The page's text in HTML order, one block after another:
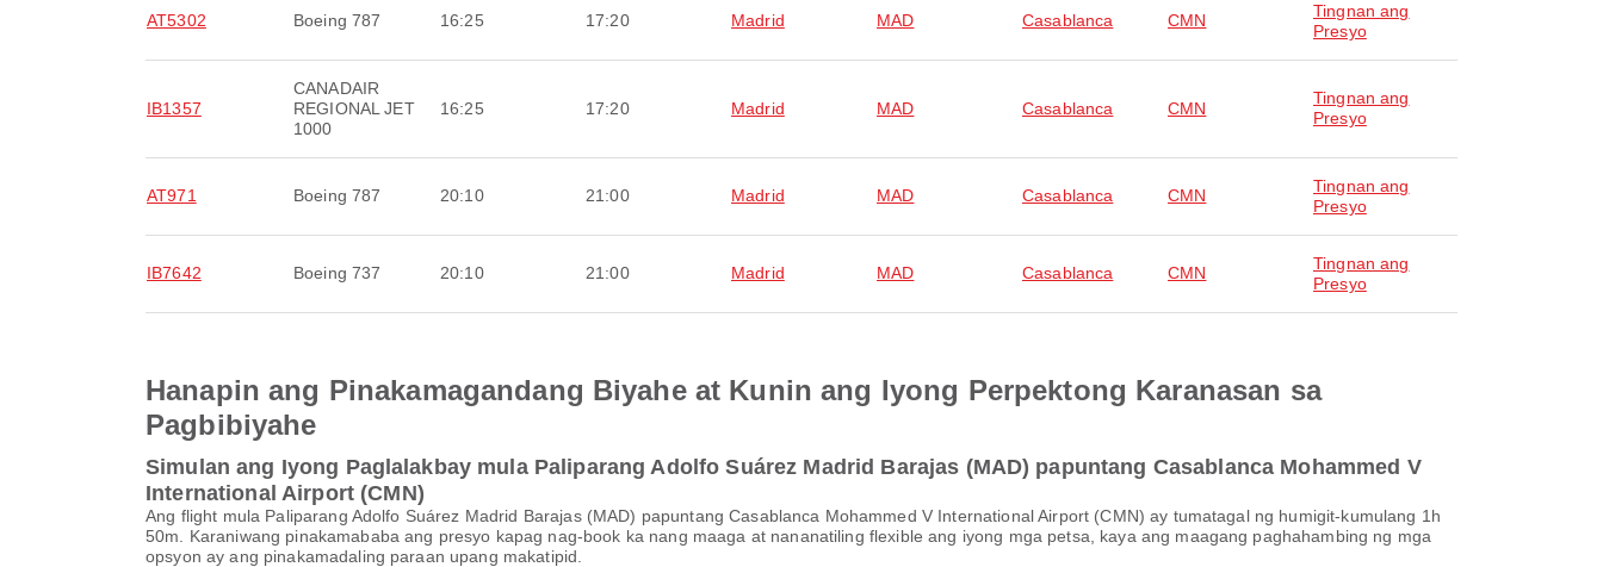
AT5302 Boeing 787 16:25 17:20 Madrid MAD Casablanca CMN
Tingnan ang
Presyo
IB1357
CANADAIR
REGIONAL JET
1000
16:25 17:20 Madrid MAD Casablanca CMN
Tingnan ang
Presyo
AT971 Boeing 787 20:10 21:00 Madrid MAD Casablanca CMN
Tingnan ang
Presyo
IB7642 Boeing 737 20:10 21:00 Madrid MAD Casablanca CMN
Tingnan ang
Presyo
Hanapin ang Pinakamagandang Biyahe at Kunin ang Iyong Perpektong Karanasan sa
Pagbibiyahe
Simulan ang Iyong Paglalakbay mula Paliparang Adolfo Suárez Madrid Barajas (MAD) papuntang Casablanca Mohammed V
International Airport (CMN)
Ang flight mula Paliparang Adolfo Suárez Madrid Barajas (MAD) papuntang Casablanca Mohammed V International Airport (CMN) ay tumatagal ng humigit-kumulang 1h
50m. Karaniwang pinakamababa ang presyo kapag nag-book ka nang maaga at nananatiling flexible ang iyong mga petsa, kaya ang maagang paghahambing ng mga
opsyon ay ang pinakamadaling paraan upang makatipid.